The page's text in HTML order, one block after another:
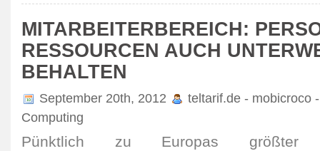
MITARBEITERBEREICH:
RESSOURCEN AUCH
BEHALTEN
September 20th, 2012
teltarif.de - mobicroco
Computing
Pünktlich zu Europas größter